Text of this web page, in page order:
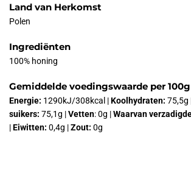
Land van Herkomst
Polen
Ingrediënten
100% honing
Gemiddelde voedingswaarde per 100g
Energie: 1290kJ/308kcal |Koolhydraten: 75,5g
suikers: 75,1g |Vetten: 0g |Waarvan
|Eiwitten: 0,4g |Zout: 0g